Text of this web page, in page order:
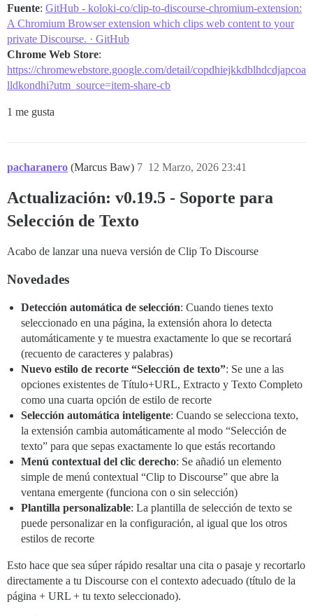
Fuente: GitHub - koloki-co/clip-to-discourse-chromium-extension:
A Chromium Browser extension which clips web content to your
private Discourse. · GitHub
Chrome Web Store:
https://chromewebstore.google.com/detail/copdhiejkkdblhdcdjapcoa
lldkondhi?utm_source=item-share-cb
1 me gusta
pacharanero (Marcus Baw) 12 Marzo, 2026 23:41
7
Actualización: v0.19.5 - Soporte para
Selección de Texto
Acabo de lanzar una nueva versión de Clip To Discourse
Novedades
Detección automática de selección: Cuando tienes texto
seleccionado en una página, la extensión ahora lo detecta
automáticamente y te muestra exactamente lo que se recortará
(recuento de caracteres y palabras)
Nuevo estilo de recorte “Selección de texto”: Se une a las
opciones existentes de Título+URL, Extracto y Texto Completo
como una cuarta opción de estilo de recorte
Selección automática inteligente: Cuando se selecciona texto,
la extensión cambia automáticamente al modo “Selección de
texto” para que sepas exactamente lo que estás recortando
Menú contextual del clic derecho: Se añadió un elemento
simple de menú contextual “Clip to Discourse” que abre la
ventana emergente (funciona con o sin selección)
Plantilla personalizable: La plantilla de selección de texto se
puede personalizar en la configuración, al igual que los otros
estilos de recorte
Esto hace que sea súper rápido resaltar una cita o pasaje y recortarlo
directamente a tu Discourse con el contexto adecuado (título de la
página + URL + tu texto seleccionado).